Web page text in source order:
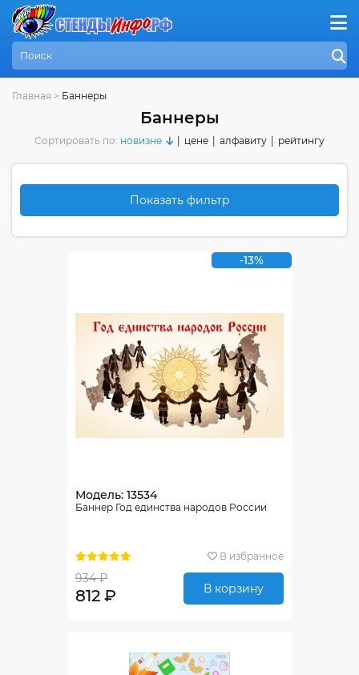
Главная > Баннеры
Баннеры
Сортировать по: новизне цене алфавиту рейтингу
Показать фильтр
-13%
Модель: 13534
Баннер Год единства народов России
В избранное
934 ₽
812 ₽ В корзину